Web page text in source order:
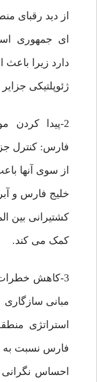
از دید رقبای
ای جمهوری
دارد زیرا
ژئوپلتیکی
2-پیدا
فارس: کنترل
از سوی آنها
خلیج فارس و
کشتیرانی بین
کمک می کند.
3-کاهش
مبانی سازگاری
استراتژی
فارس نسبت به
احساس